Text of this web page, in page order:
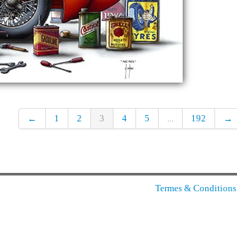
← 1 2 3 4 5 192 →
Termes & Conditions